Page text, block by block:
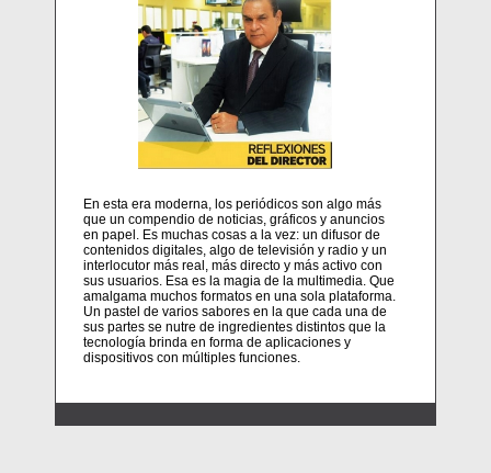
En esta era moderna, los periódicos son algo más
que un compendio de noticias, gráficos y anuncios
en papel. Es muchas cosas a la vez: un difusor de
contenidos digitales, algo de televisión y radio y un
interlocutor más real, más directo y más activo con
sus usuarios. Esa es la magia de la multimedia. Que
amalgama muchos formatos en una sola plataforma.
Un pastel de varios sabores en la que cada una de
sus partes se nutre de ingredientes distintos que la
tecnología brinda en forma de aplicaciones y
dispositivos con múltiples funciones.